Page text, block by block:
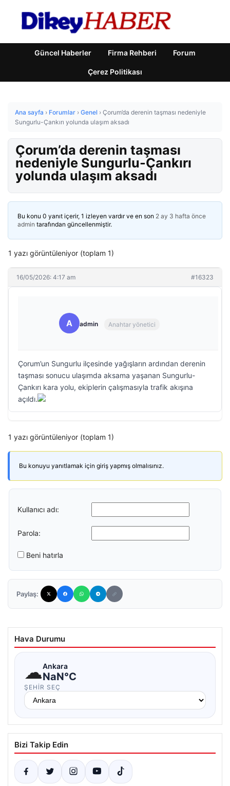
Güncel Haberler Firma Rehberi Forum
Çerez Politikası
Ana sayfa › Forumlar › Genel › Çorum’da derenin taşması nedeniyle
Sungurlu-Çankırı yolunda ulaşım aksadı
Çorum’da derenin taşması
nedeniyle Sungurlu-Çankırı
yolunda ulaşım aksadı
Bu konu 0 yanıt içerir, 1 izleyen vardır ve en son 2 ay 3 hafta önce
admin tarafından güncellenmiştir.
1 yazı görüntüleniyor (toplam 1)
16/05/2026: 4:17 am #16323
A admin Anahtar yönetici
Çorum’un Sungurlu ilçesinde yağışların ardından derenin
taşması sonucu ulaşımda aksama yaşanan Sungurlu-
Çankırı kara yolu, ekiplerin çalışmasıyla trafik akışına
açıldı.
1 yazı görüntüleniyor (toplam 1)
Bu konuyu yanıtlamak için giriş yapmış olmalısınız.
Kullanıcı adı:
Parola:
Beni hatırla
Paylaş:
Hava Durumu
☁Ankara
NaN°C
ŞEHIR SEÇ
Bizi Takip Edin